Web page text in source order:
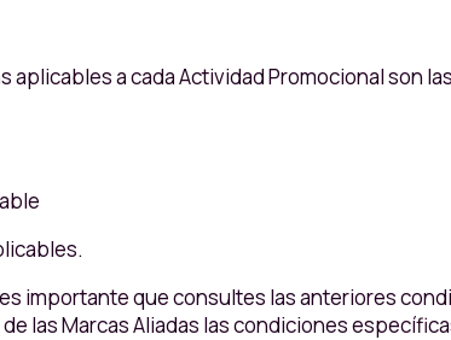
a cada Actividad Promocional son
importante que consultes las anteriores
las Marcas Aliadas las condiciones